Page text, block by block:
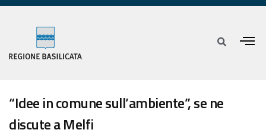
“Idee in comune sull’ambiente”, se ne
discute a Melfi